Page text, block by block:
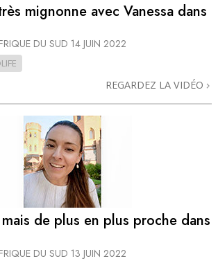
mignonne avec Vanessa dans
DU SUD 14 JUIN 2022
REGARDEZ LA VIDÉO
de plus en plus proche dans
DU SUD 13 JUIN 2022